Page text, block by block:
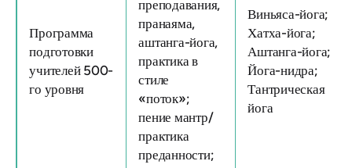
Программа
подготовки
учителей 500-
го уровня
преподавания,
пранаяма,
аштанга-йога,
практика в
стиле
«поток»;
пение мантр/
практика
преданности;
Виньяса-йога;
Хатха-йога;
Аштанга-йога;
Йога-нидра;
Тантрическая
йога